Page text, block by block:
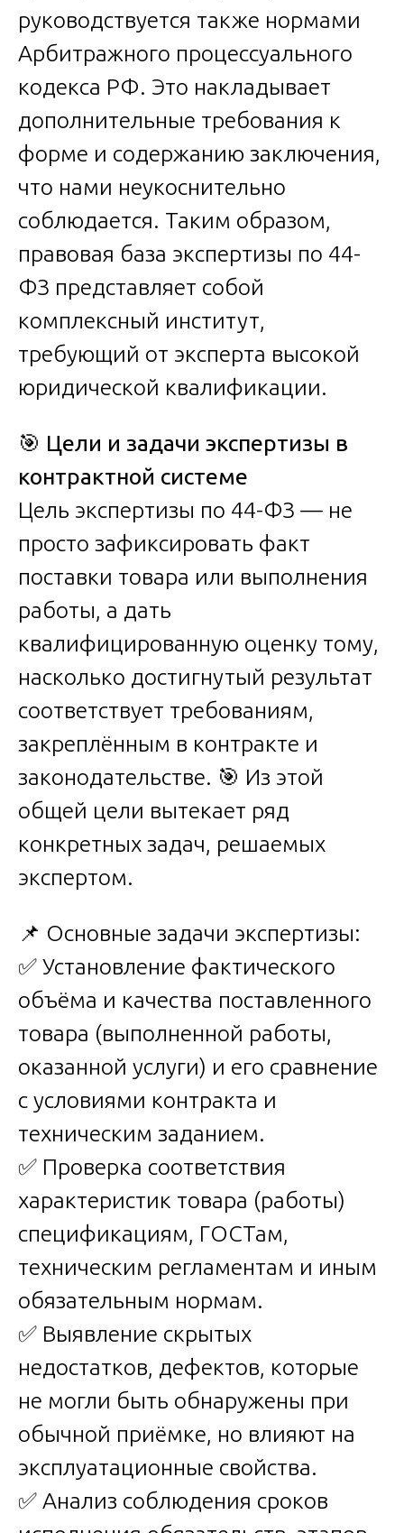
руководствуется также нормами
Арбитражного процессуального
кодекса РФ. Это накладывает
дополнительные требования к
форме и содержанию заключения,
что нами неукоснительно
соблюдается. Таким образом,
правовая база экспертизы по 44-
ФЗ представляет собой
комплексный институт,
требующий от эксперта высокой
юридической квалификации.
🎯 Цели и задачи экспертизы в
контрактной системе
Цель экспертизы по 44-ФЗ — не
просто зафиксировать факт
поставки товара или выполнения
работы, а дать
квалифицированную оценку тому,
насколько достигнутый результат
соответствует требованиям,
закреплённым в контракте и
законодательстве. 🎯 Из этой
общей цели вытекает ряд
конкретных задач, решаемых
экспертом.
📌 Основные задачи экспертизы:
✅ Установление фактического
объёма и качества поставленного
товара (выполненной работы,
оказанной услуги) и его сравнение
с условиями контракта и
техническим заданием.
✅ Проверка соответствия
характеристик товара (работы)
спецификациям, ГОСТам,
техническим регламентам и иным
обязательным нормам.
✅ Выявление скрытых
недостатков, дефектов, которые
не могли быть обнаружены при
обычной приёмке, но влияют на
эксплуатационные свойства.
✅ Анализ соблюдения сроков